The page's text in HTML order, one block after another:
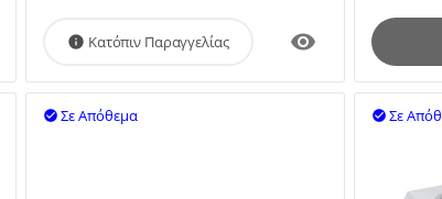
Κατόπιν Παραγγελίας
 
Σε Απόθεμα
 Σε
